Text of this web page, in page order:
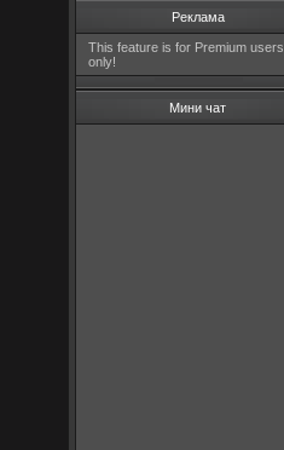
Реклама
This feature is for Premium users
only!
Мини чат